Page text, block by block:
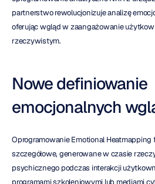
partnerstwo rewolucjonizuje analizę
oferując wgląd w zaangażowanie
rzeczywistym.
Nowe definiowanie
emocjonalnych
Oprogramowanie Emotional Heatmapping
szczegółowe, generowane w czasie
psychicznego podczas interakcji
programami szkoleniowymi lub mediami